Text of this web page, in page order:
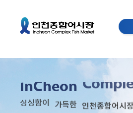
InCheon
싱싱함이 가득한 인천종합어시장